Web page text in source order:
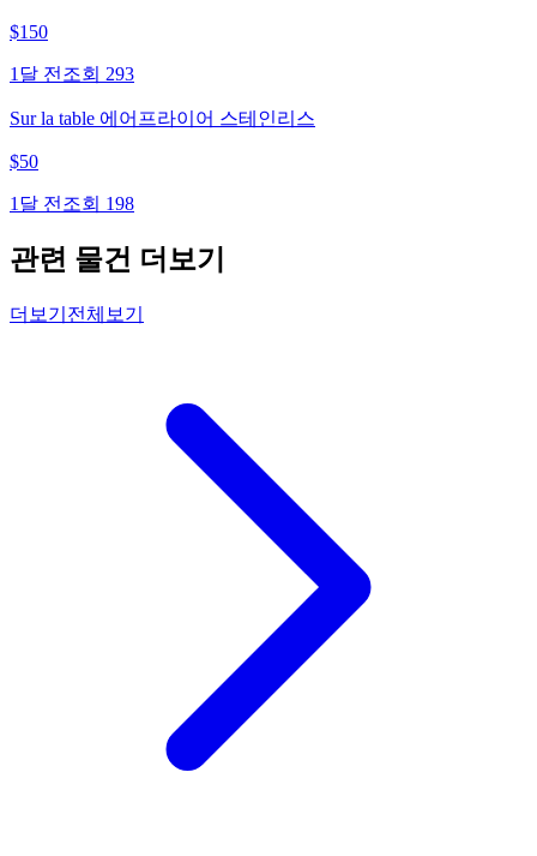
$150
1달 전 조회 293
Sur la table 에어프라이어 스테인리스
$50
1달 전 조회 198
관련 물건 더보기
더보기 전체보기